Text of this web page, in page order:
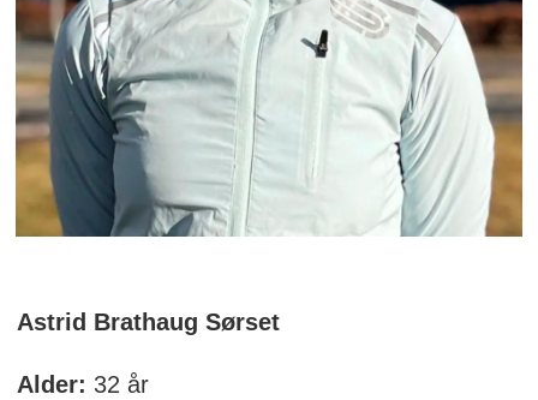
Astrid Brathaug Sørset
Alder: 32 år